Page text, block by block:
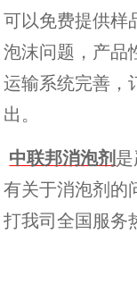
可以免费提供样
泡沫问题，产品
运输系统完善，
出。
中联邦消泡剂
有关于消泡剂的
打我司全国服务